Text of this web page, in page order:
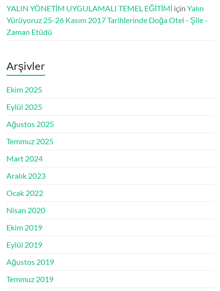
YALIN YÖNETİM UYGULAMALI TEMEL EĞİTİMİ içinYalın
Yürüyoruz 25-26 Kasım 2017 Tarihlerinde Doğa Otel - Şile -
Zaman Etüdü
Arşivler
Ekim 2025
Eylül 2025
Ağustos 2025
Temmuz 2025
Mart 2024
Aralık 2023
Ocak 2022
Nisan 2020
Ekim 2019
Eylül 2019
Ağustos 2019
Temmuz 2019